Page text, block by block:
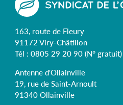
163, route de Fleury
91172 Viry-Châtillon
Tél : 0805 29 20 90(N° gratuit)
Antenne d'Ollainville
19, rue de Saint-Arnoult
91340 Ollainville